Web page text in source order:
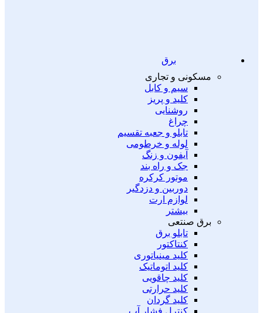
برق
مسکونی و تجاری
سیم و کابل
کلید و پریز
روشنایی
چراغ
تابلو و جعبه تقسیم
لوله و خرطومی
آیفون و زنگ
جک و راه بند
موتور کرکره
دوربین و دزدگیر
لوازم ارت
بیشتر
برق صنتعی
تابلو برق
کنتاکتور
کلید مینیاتوری
کلید اتوماتیک
کلید چاقویی
کلید حرارتی
کلید گردان